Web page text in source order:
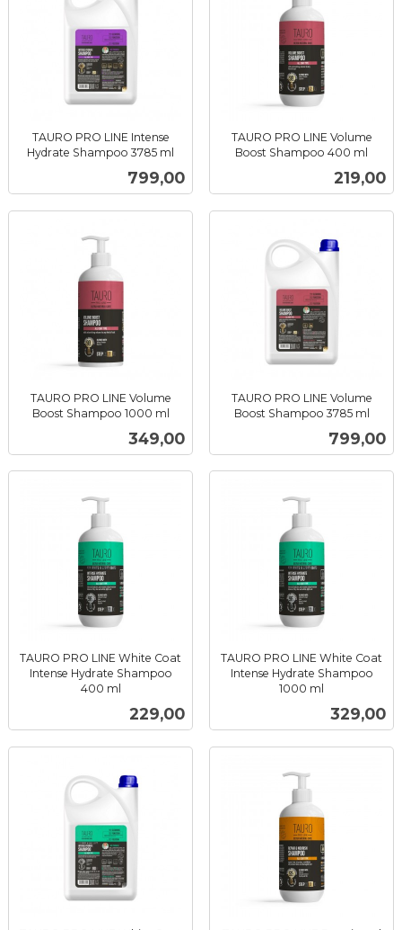
TAURO PRO LINE Intense
Hydrate Shampoo 3785 ml
Pris
799,00
TAURO PRO LINE Volume
Boost Shampoo 400 ml
Pris
219,00
TAURO PRO LINE Volume
Boost Shampoo 1000 ml
Pris
349,00
TAURO PRO LINE Volume
Boost Shampoo 3785 ml
Pris
799,00
TAURO PRO LINE White Coat
Intense Hydrate Shampoo
400 ml
Pris
229,00
TAURO PRO LINE White Coat
Intense Hydrate Shampoo
1000 ml
Pris
329,00